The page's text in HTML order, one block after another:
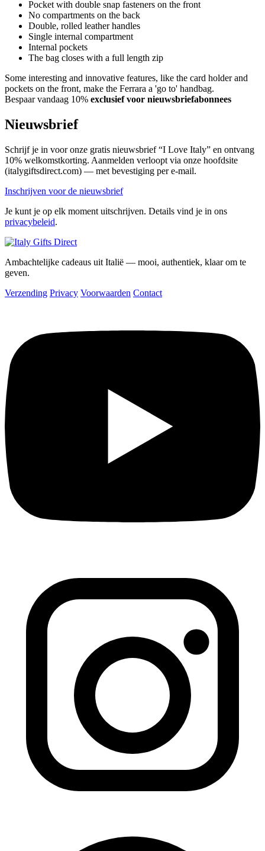
Pocket with double snap fasteners on the front
No compartments on the back
Double, rolled leather handles
Single internal compartment
Internal pockets
The bag closes with a full length zip
Some interesting and innovative features, like the card holder and
pockets on the front, make the Ferrara a 'go to' handbag.
Bespaar vandaag 10% exclusief voor nieuwsbriefabonnees
Nieuwsbrief
Schrijf je in voor onze gratis nieuwsbrief “I Love Italy” en ontvang
10% welkomstkorting. Aanmelden verloopt via onze hoofdsite
(italygiftsdirect.com) — met bevestiging per e-mail.
Inschrijven voor de nieuwsbrief
Je kunt je op elk moment uitschrijven. Details vind je in ons
privacybeleid.
Ambachtelijke cadeaus uit Italië — mooi, authentiek, klaar om te
geven.
Verzending Privacy Voorwaarden Contact